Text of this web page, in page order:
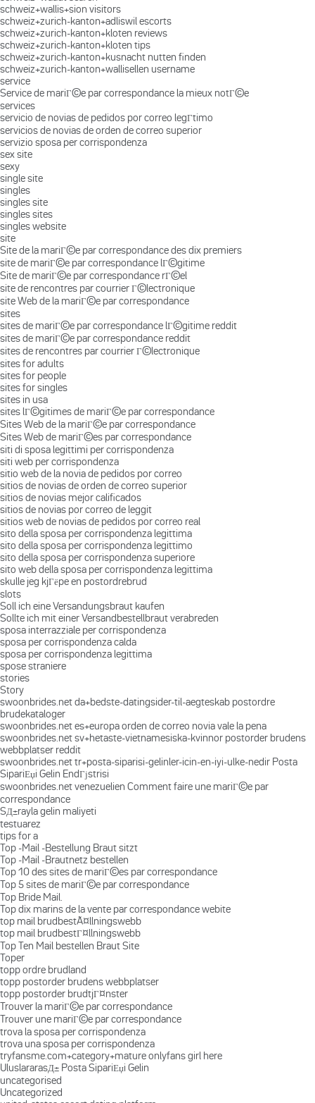
schweiz+wallis+sion visitors
schweiz+zurich-kanton+adliswil escorts
schweiz+zurich-kanton+kloten reviews
schweiz+zurich-kanton+kloten tips
schweiz+zurich-kanton+kusnacht nutten finden
schweiz+zurich-kanton+wallisellen username
service
Service de mariГ©e par correspondance la mieux notГ©e
services
servicio de novias de pedidos por correo legГ­timo
servicios de novias de orden de correo superior
servizio sposa per corrispondenza
sex site
sexy
single site
singles
singles site
singles sites
singles website
site
Site de la mariГ©e par correspondance des dix premiers
site de mariГ©e par correspondance lГ©gitime
Site de mariГ©e par correspondance rГ©el
site de rencontres par courrier Г©lectronique
site Web de la mariГ©e par correspondance
sites
sites de mariГ©e par correspondance lГ©gitime reddit
sites de mariГ©e par correspondance reddit
sites de rencontres par courrier Г©lectronique
sites for adults
sites for people
sites for singles
sites in usa
sites lГ©gitimes de mariГ©e par correspondance
Sites Web de la mariГ©e par correspondance
Sites Web de mariГ©es par correspondance
siti di sposa legittimi per corrispondenza
siti web per corrispondenza
sitio web de la novia de pedidos por correo
sitios de novias de orden de correo superior
sitios de novias mejor calificados
sitios de novias por correo de leggit
sitios web de novias de pedidos por correo real
sito della sposa per corrispondenza legittima
sito della sposa per corrispondenza legittimo
sito della sposa per corrispondenza superiore
sito web della sposa per corrispondenza legittima
skulle jeg kjГёpe en postordrebrud
slots
Soll ich eine Versandungsbraut kaufen
Sollte ich mit einer Versandbestellbraut verabreden
sposa interrazziale per corrispondenza
sposa per corrispondenza calda
sposa per corrispondenza legittima
spose straniere
stories
Story
swoonbrides.net da+bedste-datingsider-til-aegteskab postordre
brudekataloger
swoonbrides.net es+europa orden de correo novia vale la pena
swoonbrides.net sv+hetaste-vietnamesiska-kvinnor postorder brudens
webbplatser reddit
swoonbrides.net tr+posta-siparisi-gelinler-icin-en-iyi-ulke-nedir Posta
SipariЕџi Gelin EndГјstrisi
swoonbrides.net venezuelien Comment faire une mariГ©e par
correspondance
SД±rayla gelin maliyeti
testuarez
tips for a
Top -Mail -Bestellung Braut sitzt
Top -Mail -Brautnetz bestellen
Top 10 des sites de mariГ©es par correspondance
Top 5 sites de mariГ©e par correspondance
Top Bride Mail.
Top dix marins de la vente par correspondance webite
top mail brudbestÃ¤llningswebb
top mail brudbestГ¤llningswebb
Top Ten Mail bestellen Braut Site
Toper
topp ordre brudland
topp postorder brudens webbplatser
topp postorder brudtjГ¤nster
Trouver la mariГ©e par correspondance
Trouver une mariГ©e par correspondance
trova la sposa per corrispondenza
trova una sposa per corrispondenza
tryfansme.com+category+mature onlyfans girl here
UluslararasД± Posta SipariЕџi Gelin
uncategorised
Uncategorized